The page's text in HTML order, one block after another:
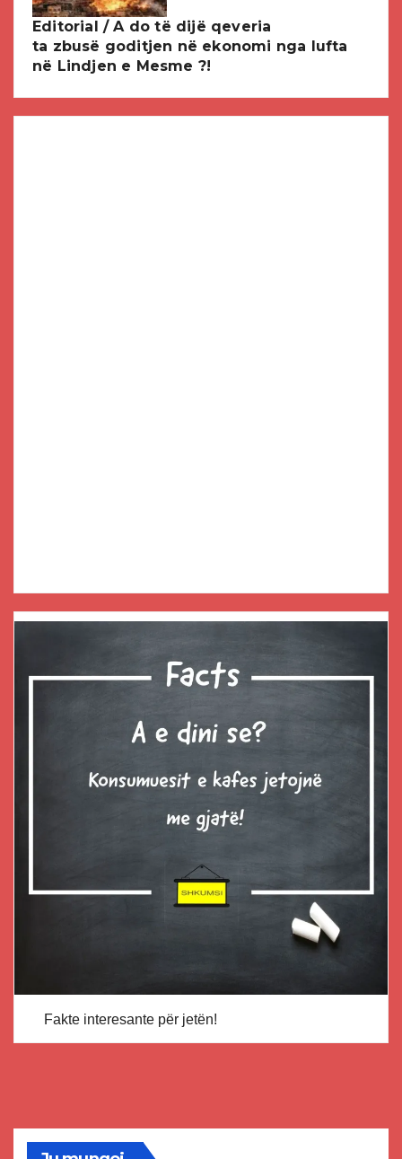
Editorial / A do të dijë qeveria
ta zbusë goditjen në ekonomi nga lufta
në Lindjen e Mesme ?!
Fakte interesante për jetën!